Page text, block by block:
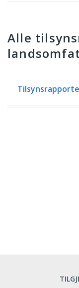
Alle